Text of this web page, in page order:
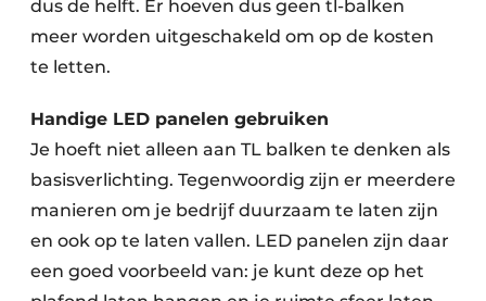
dus de helft. Er hoeven dus geen tl-balken
meer worden uitgeschakeld om op de kosten
te letten.
Handige LED panelen gebruiken
Je hoeft niet alleen aan TL balken te denken als
basisverlichting. Tegenwoordig zijn er meerdere
manieren om je bedrijf duurzaam te laten zijn
en ook op te laten vallen. LED panelen zijn daar
een goed voorbeeld van: je kunt deze op het